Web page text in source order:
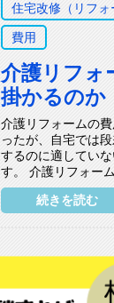
住宅改修（リフォ
費用
介護リフォ
掛かるのか
介護リフォームの
ったが、自宅では
するのに適してい
す。 介護リフォー
続きを読む